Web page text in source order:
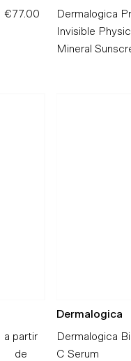
Preço
Normal
€77.00
Dermalogica
Invisible
Mineral
Preço
Normal
a partir
de
Dermalogica
Dermalogica
C Serum